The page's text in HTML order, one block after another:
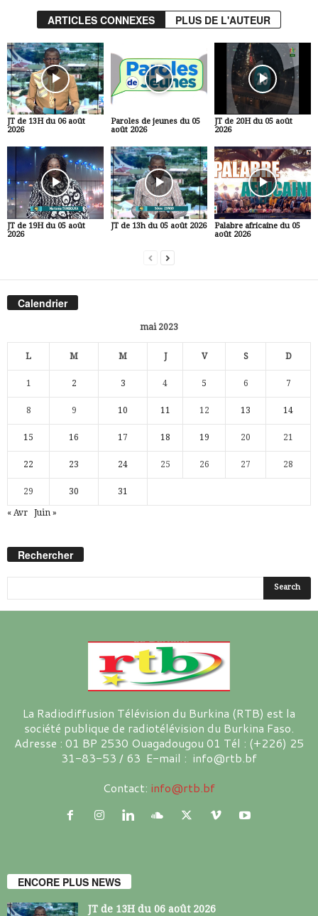
ARTICLES CONNEXES PLUS DE L'AUTEUR
JT de 13H du 06 août
2026
Paroles de jeunes du 05
août 2026
JT de 20H du 05 août
2026
JT de 19H du 05 août
2026
JT de 13h du 05 août 2026
Palabre africaine du 05
août 2026
Calendrier
mai 2023
L M M J V S D
1 2 3 4 5 6 7
8 9 10 11 12 13 14
15 16 17 18 19 20 21
22 23 24 25 26 27 28
29 30 31
« Avr Juin »
Rechercher
La Radiodiffusion Télévision du Burkina (RTB) est la
société publique de radiotélévision du Burkina Faso.
Adresse : 01 BP 2530 Ouagadougou 01 Tél : (+226) 25
31-83-53 / 63 E-mail : info@rtb.bf
Contact: info@rtb.bf
ENCORE PLUS NEWS
JT de 13H du 06 août 2026